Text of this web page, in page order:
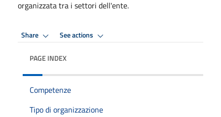
organizzata tra i settori dell'ente.
Share See actions
PAGE INDEX
Competenze
Tipo di organizzazione